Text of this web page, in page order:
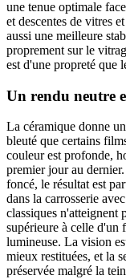
une tenue optimale
et descentes de vitres
aussi une meilleure
proprement sur le
est d'une propreté que
Un rendu neutre
La céramique donne
bleuté que certains
couleur est profonde,
premier jour au
foncé, le résultat est
dans la carrosserie
classiques n'atteignent
supérieure à celle d'un
lumineuse. La vision
mieux restituées, et la
préservée malgré la